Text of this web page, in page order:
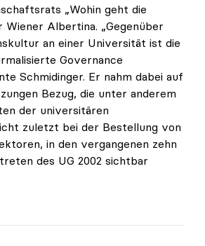
„Wohin geht die
Wiener Albertina. „Gegenüber
an einer Universität ist die
Governance
Schmidinger. Er nahm dabei auf
Bezug, die unter anderem
der universitären
zuletzt bei der Bestellung von
in den vergangenen zehn
des UG 2002 sichtbar
in Kommunikation von